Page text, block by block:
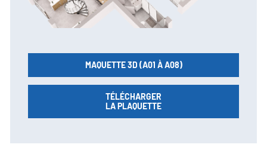
MAQUETTE 3D (A01 À A08)
TÉLÉCHARGER
LA PLAQUETTE